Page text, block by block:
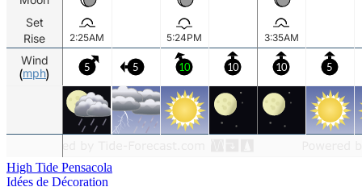
High Tide Pensacola
Idées de Décoration